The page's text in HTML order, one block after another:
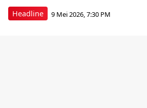
Headline 9 Mei 2026, 7:30 PM